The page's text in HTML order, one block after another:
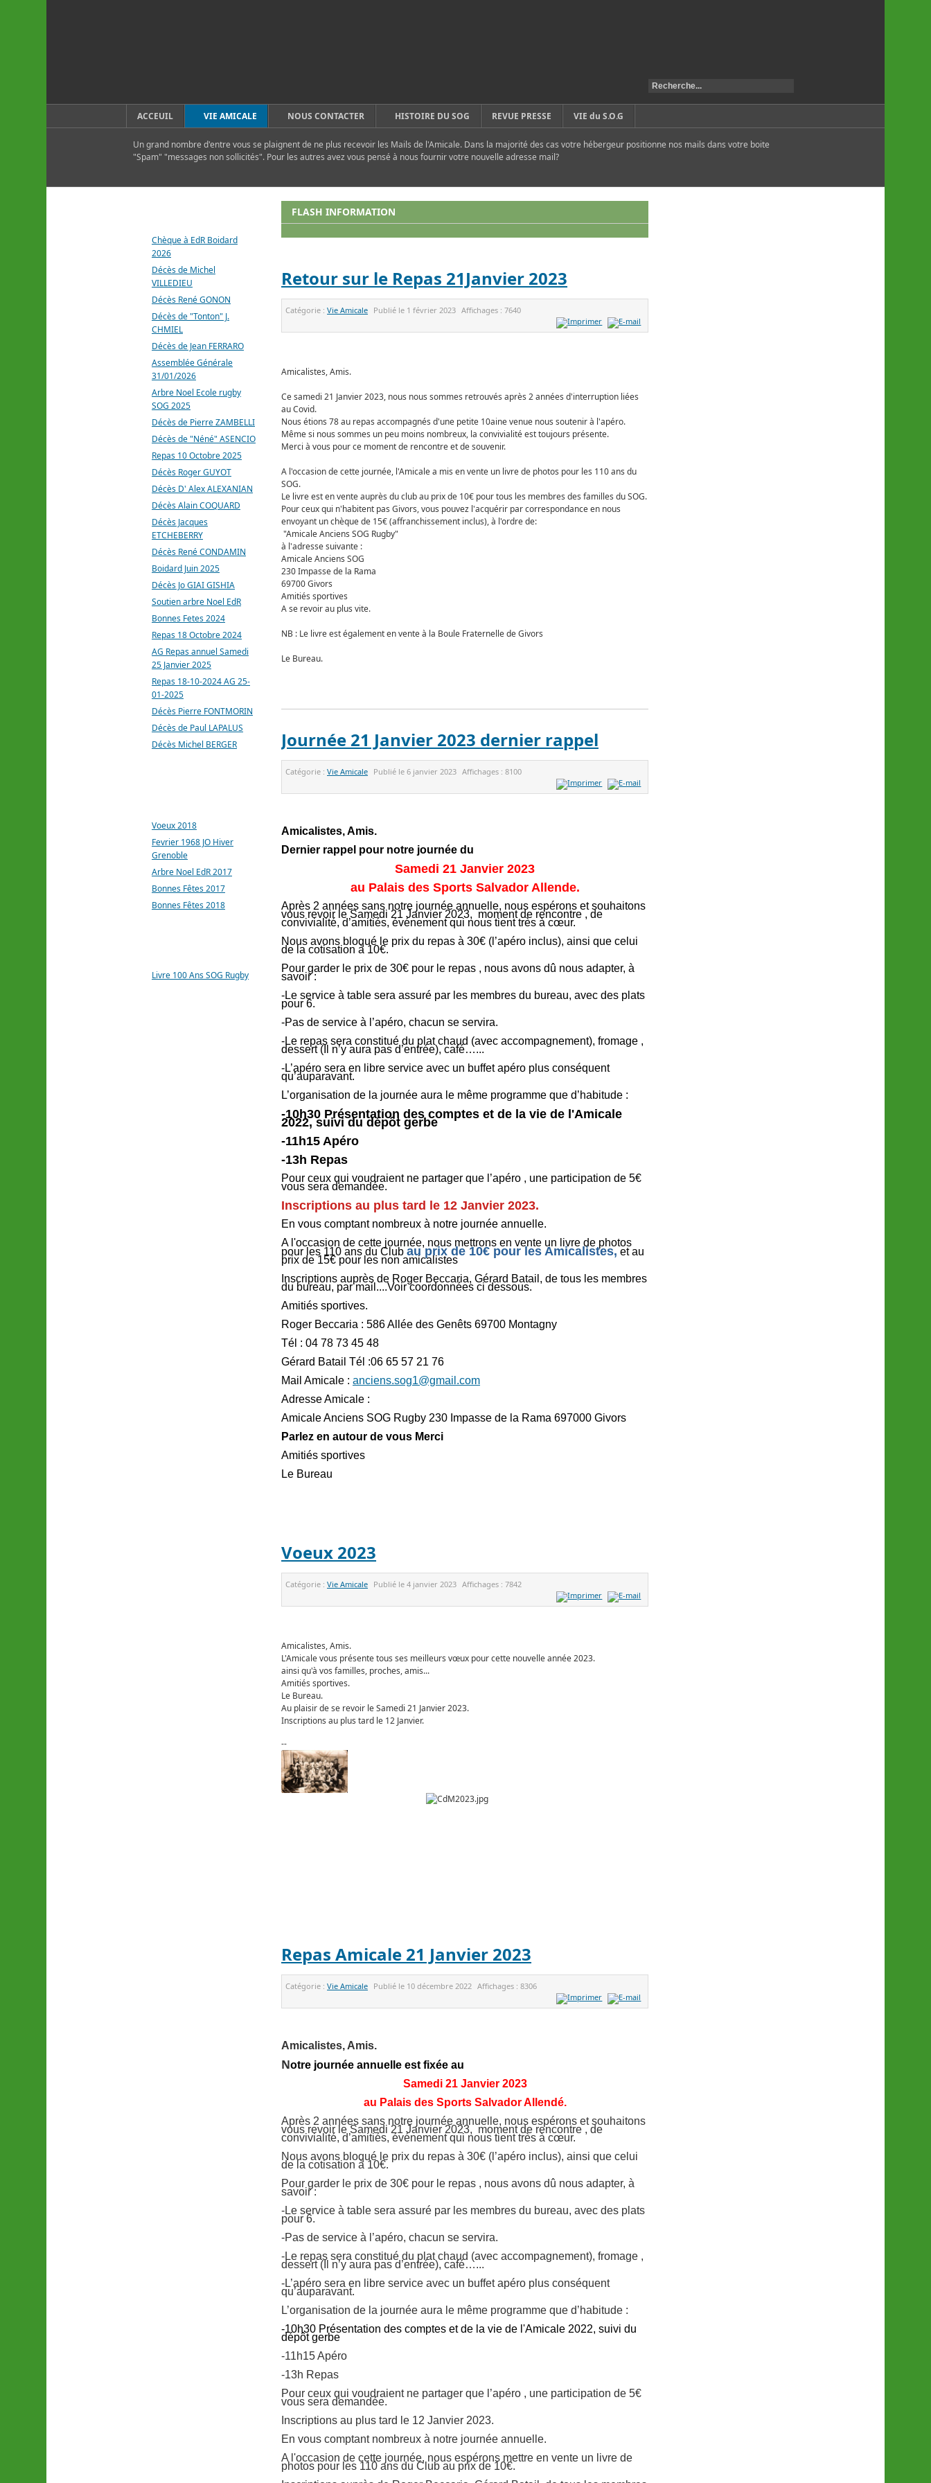
ACCEUIL VIE AMICALE NOUS CONTACTER HISTOIRE DU SOG REVUE PRESSE VIE du S.O.G
Un grand nombre d'entre vous se plaignent de ne plus recevoir les Mails de l'Amicale. Dans la majorité des cas votre hébergeur positionne nos mails dans votre boite
"Spam" "messages non sollicités". Pour les autres avez vous pensé à nous fournir votre nouvelle adresse mail?
FLASH INFORMATION
Retour sur le Repas 21Janvier 2023
Catégorie :Vie Amicale Publié le 1 février 2023 Affichages :7640
Amicalistes, Amis.
Ce samedi 21 Janvier 2023, nous nous sommes retrouvés après 2 années d'interruption liées
au Covid.
Nous étions 78 au repas accompagnés d'une petite 10aine venue nous soutenir à l'apéro.
Même si nous sommes un peu moins nombreux, la convivialité est toujours présente.
Merci à vous pour ce moment de rencontre et de souvenir.
A l'occasion de cette journée, l'Amicale a mis en vente un livre de photos pour les 110 ans du
SOG.
Le livre est en vente auprès du club au prix de 10€ pour tous les membres des familles du SOG.
Pour ceux qui n'habitent pas Givors, vous pouvez l'acquérir par correspondance en nous
envoyant un chèque de 15€ (affranchissement inclus), à l'ordre de:
"Amicale Anciens SOG Rugby"
à l'adresse suivante :
Amicale Anciens SOG
230 Impasse de la Rama
69700 Givors
Amitiés sportives
A se revoir au plus vite.
NB : Le livre est également en vente à la Boule Fraternelle de Givors
Le Bureau.
Journée 21 Janvier 2023 dernier rappel
Catégorie :Vie Amicale Publié le6 janvier 2023 Affichages :8100
Amicalistes, Amis.
Dernier rappel pour notre journée du
Samedi 21 Janvier 2023
au Palais des Sports Salvador Allende.
Après 2 années sans notre journée annuelle, nous espérons et souhaitons
vous revoir le Samedi 21 Janvier 2023, moment de rencontre , de
convivialité, d’amitiés, événement qui nous tient très à cœur.
Nous avons bloqué le prix du repas à 30€ (l’apéro inclus), ainsi que celui
de la cotisation à 10€.
Pour garder le prix de 30€ pour le repas , nous avons dû nous adapter, à
savoir :
-Le service à table sera assuré par les membres du bureau, avec des plats
pour 6.
-Pas de service à l’apéro, chacun se servira.
-Le repas sera constitué du plat chaud (avec accompagnement), fromage ,
dessert (Il n’y aura pas d’entrée), café…...
-L’apéro sera en libre service avec un buffet apéro plus conséquent
qu’auparavant.
L’organisation de la journée aura le même programme que d’habitude :
-10h30 Présentation des comptes et de la vie de l'Amicale
2022, suivi du dépôt gerbe
-11h15 Apéro
-13h Repas
Pour ceux qui voudraient ne partager que l’apéro , une participation de 5€
vous sera demandée.
Inscriptions au plus tard le 12 Janvier 2023.
En vous comptant nombreux à notre journée annuelle.
A l'occasion de cette journée, nous mettrons en vente un livre de photos
pour les 110 ans du Clubau prix de 10€ pour les Amicalistes, et au
prix de 15€ pour les non amicalistes
Inscriptions auprès de Roger Beccaria, Gérard Batail, de tous les membres
du bureau, par mail....Voir coordonnées ci dessous.
Amitiés sportives.
Roger Beccaria : 586 Allée des Genêts 69700 Montagny
Tél : 04 78 73 45 48
Gérard Batail Tél :06 65 57 21 76
Mail Amicale :anciens.sog1@gmail.com
Adresse Amicale :
Amicale Anciens SOG Rugby 230 Impasse de la Rama 697000 Givors
Parlez en autour de vous Merci
Amitiés sportives
Le Bureau
Voeux 2023
Catégorie :Vie Amicale Publié le4 janvier 2023 Affichages :7842
Amicalistes, Amis.
L'Amicale vous présente tous ses meilleurs vœux pour cette nouvelle année 2023.
ainsi qu'à vos familles, proches, amis...
Amitiés sportives.
Le Bureau.
Au plaisir de se revoir le Samedi 21 Janvier 2023.
Inscriptions au plus tard le 12 Janvier.
--
Repas Amicale 21 Janvier 2023
Catégorie :Vie Amicale Publié le 10 décembre 2022 Affichages :8306
Amicalistes, Amis.
Notre journée annuelle est fixée au
Samedi 21 Janvier 2023
au Palais des Sports Salvador Allendé.
Après 2 années sans notre journée annuelle, nous espérons et souhaitons
vous revoir le Samedi 21 Janvier 2023, moment de rencontre , de
convivialité, d’amitiés, événement qui nous tient très à cœur.
Nous avons bloqué le prix du repas à 30€ (l’apéro inclus), ainsi que celui
de la cotisation à 10€.
Pour garder le prix de 30€ pour le repas , nous avons dû nous adapter, à
savoir :
-Le service à table sera assuré par les membres du bureau, avec des plats
pour 6.
-Pas de service à l’apéro, chacun se servira.
-Le repas sera constitué du plat chaud (avec accompagnement), fromage ,
dessert (Il n’y aura pas d’entrée), café…...
-L’apéro sera en libre service avec un buffet apéro plus conséquent
qu’auparavant.
L’organisation de la journée aura le même programme que d’habitude :
-10h30 Présentation des comptes et de la vie de l'Amicale 2022,suivi du
dépôt gerbe
-11h15 Apéro
-13h Repas
Pour ceux qui voudraient ne partager que l’apéro , une participation de 5€
vous sera demandée.
Inscriptions au plus tard le 12 Janvier 2023.
En vous comptant nombreux à notre journée annuelle.
A l'occasion de cette journée, nous espérons mettre en vente un livre de
photos pour les 110 ans du Club au prix de 10€.
Chèque à EdR Boidard
2026
Décès de Michel
VILLEDIEU
Décès René GONON
Décès de "Tonton" J.
CHMIEL
Décès de Jean FERRARO
Assemblée Générale
31/01/2026
Arbre Noel Ecole rugby
SOG 2025
Décès de Pierre ZAMBELLI
Décès de "Néné" ASENCIO
Repas 10 Octobre 2025
Décès Roger GUYOT
Décès D' Alex ALEXANIAN
Décès Alain COQUARD
Décès Jacques
ETCHEBERRY
Décès René CONDAMIN
Boidard Juin 2025
Décès Jo GIAI GISHIA
Soutien arbre Noel EdR
Bonnes Fetes 2024
Repas 18 Octobre 2024
AG Repas annuel Samedi
25 Janvier 2025
Repas 18-10-2024 AG 25-
01-2025
Décès Pierre FONTMORIN
Décès de Paul LAPALUS
Décès Michel BERGER
Voeux 2018
Fevrier 1968 JO Hiver
Grenoble
Arbre Noel EdR 2017
Bonnes Fêtes 2017
Bonnes Fêtes 2018
Livre 100 Ans SOG Rugby